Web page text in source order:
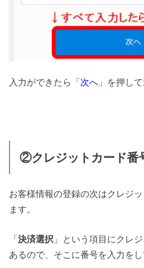
入力ができたら「次へ 」を押し
②クレジットカード番
お客様情報の登録の次はクレジ
ます。
「決済選択 」という項目にクレ
あるので、そこに番号を入力をし